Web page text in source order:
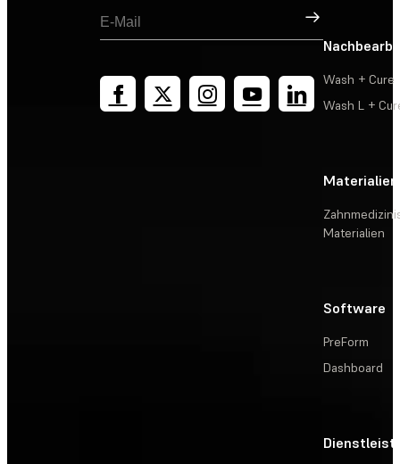
Registrieren
Wash + Cure
Wash L +
Materialien
Materialien
Software
PreForm
Dashboard